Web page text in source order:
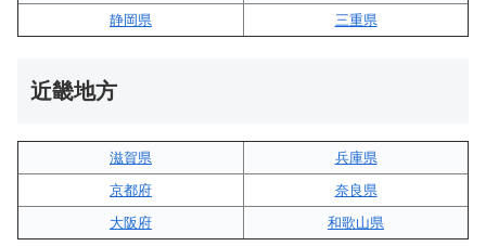
静岡県
三重県
近畿地方
滋賀県
兵庫県
京都府
奈良県
大阪府
和歌山県